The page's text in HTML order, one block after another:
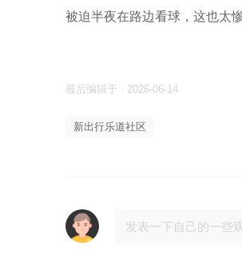
被迫半夜在路边看球，这也太
最后编辑于 · 2026-06-14
新出行乐道社区